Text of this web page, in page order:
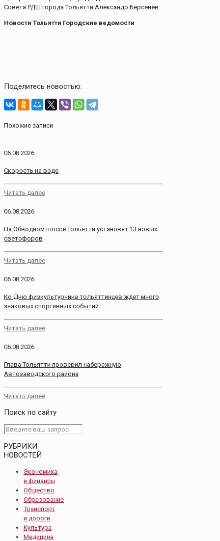
Совета РДШ города Тольятти Александр Берсенёв.
Новости Тольятти Городские ведомости
Поделитесь новостью:
Похожие записи
06.08.2026
Скорость на воде
Читать далее
06.08.2026
На Обводном шоссе Тольятти установят 13 новых
светофоров
Читать далее
06.08.2026
Ко Дню физкультурника тольяттинцев ждет много
знаковых спортивных событий
Читать далее
06.08.2026
Глава Тольятти проверил набережную
Автозаводского района
Читать далее
Поиск по сайту
РУБРИКИ
НОВОСТЕЙ
Экономика
и финансы
Общество
Образование
Транспорт
и дороги
Культура
Медицина